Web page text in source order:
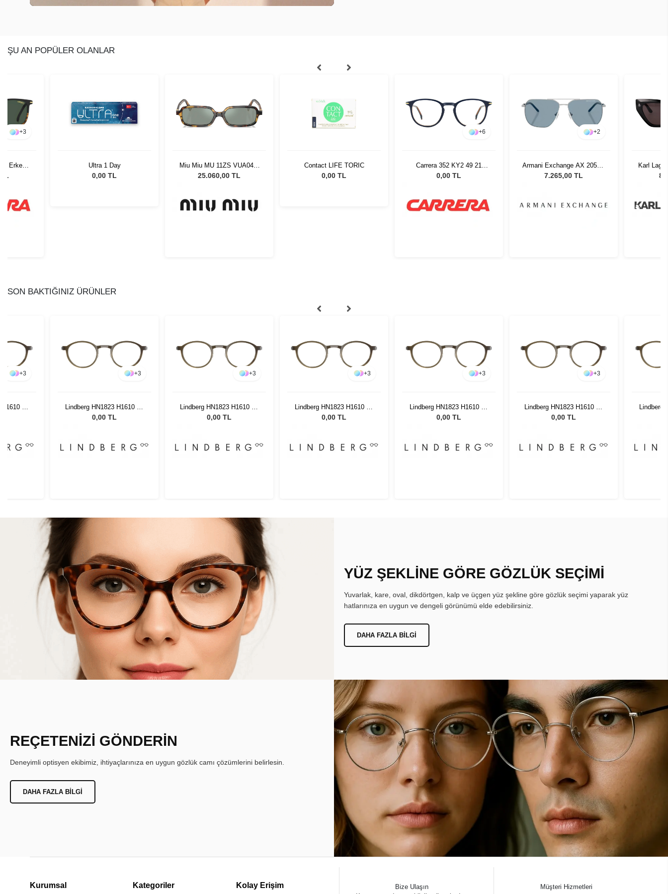
ŞU AN POPÜLER OLANLAR
+3
Erkek
Ultra 1 Day
0,00 TL
Miu Miu MU 11ZS VUA04M
51 Kadın Güneş Gözlüğü
25.060,00 TL
Contact LIFE TORIC
0,00 TL
+6
Carrera 352 KY2 49 21
84004
0,00 TL
+2
Armani Exchange AX 2057S
602080 - 59 Unisex Güneş
7.265,00 TL
Karl
Black
SON BAKTIĞINIZ ÜRÜNLER
+3
47
+3
Lindberg HN1823 H1610 47
135
0,00 TL
+3
Lindberg HN1823 H1610 47
135
0,00 TL
+3
Lindberg HN1823 H1610 47
135
0,00 TL
+3
Lindberg HN1823 H1610 47
135
0,00 TL
+3
Lindberg HN1823 H1610 47
135
0,00 TL
Lindberg
YÜZ ŞEKLİNE GÖRE GÖZLÜK SEÇİMİ
Yuvarlak, kare, oval, dikdörtgen, kalp ve üçgen yüz şekline göre gözlük seçimi yaparak yüz
hatlarınıza en uygun ve dengeli görünümü elde edebilirsiniz.
DAHA FAZLA BILGI
REÇETENİZİ GÖNDERİN
Deneyimli optisyen ekibimiz, ihtiyaçlarınıza en uygun gözlük camı çözümlerini belirlesin.
DAHA FAZLA BILGI
Kurumsal Kategoriler Kolay Erişim
Bize Ulaşın
Müşteri Hizmetleri